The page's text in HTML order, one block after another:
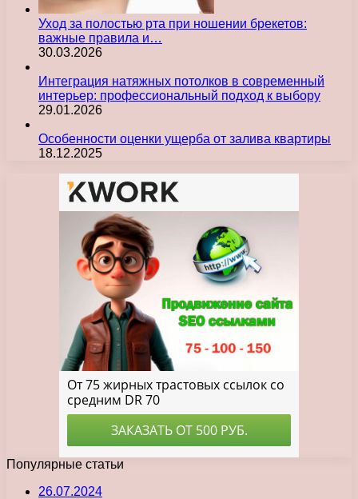
Уход за полостью рта при ношении брекетов:
важные правила и…
30.03.2026
Интеграция натяжных потолков в современный
интерьер: профессиональный подход к выбору
29.01.2026
Особенности оценки ущерба от залива квартиры
18.12.2025
Популярные статьи
26.07.2024